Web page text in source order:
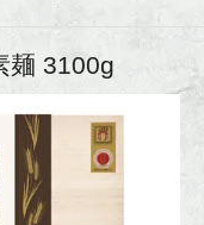
麺 3100g